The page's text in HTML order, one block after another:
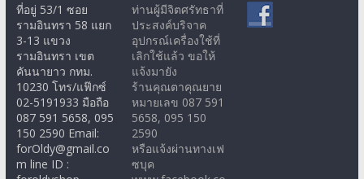
ที่อยู่ 53/1 ซอย
รามอินทรา 58 แยก
3-13 แขวง
รามอินทรา เขต
คันนายาว กทม.
10230 โทร/แฟ๊กซ์
02-5191933 มือถือ
087 591 5658, 095
150 2590 Email:
forOldy@gmail.co
m line ID :
ท่านผู้มีจิตศรัทธาที่
ประสงค์บริจาค
อุปกรณ์เครื่องใช้ที่
เลิกใช้แล้ว ขอให้
แจ้งมายัง
ร้านคุณตาคุณยาย
หมายเลข 087 591
5658, 095 150
2590
หรือแจ้งผ่านทางเฟ
ซบุค